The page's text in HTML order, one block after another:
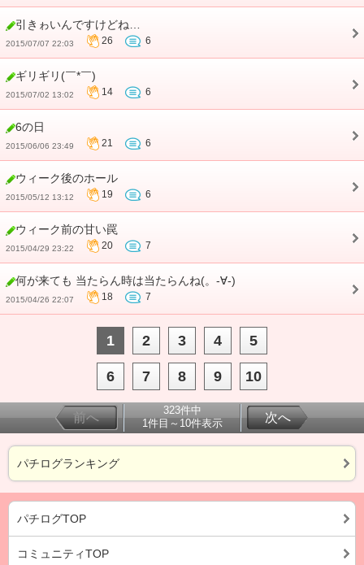
引きゎいんですけどね…
2015/07/07 22:03 26 6
ギリギリ(￣*￣)
2015/07/02 13:02 14 6
6の日
2015/06/06 23:49 21 6
ウィーク後のホール
2015/05/12 13:12 19 6
ウィーク前の甘い罠
2015/04/29 23:22 20 7
何が来ても 当たらん時は当たらんね(。-∀-)
2015/04/26 22:07 18 7
1 2 3 4 5
6 7 8 9 10
前へ
323件中
1件目～10件表示
次へ
パチログランキング
パチログTOP
コミュニティTOP